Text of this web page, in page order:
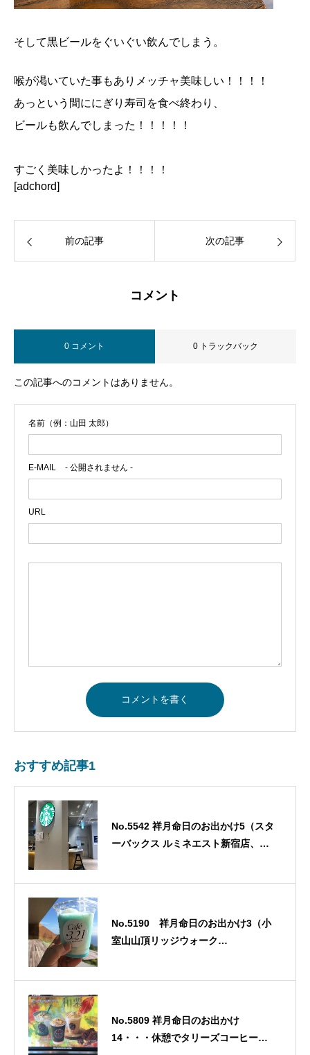
そして黒ビールをぐいぐい飲んでしまう。
喉が渇いていた事もありメッチャ美味しい！！！！
あっという間ににぎり寿司を食べ終わり、
ビールも飲んでしまった！！！！！
すごく美味しかったよ！！！！
[adchord]
前の記事 次の記事
コメント
0 コメント 0 トラックバック
この記事へのコメントはありません。
名前（例：山田 太郎）
E-MAIL - 公開されません -
URL
おすすめ記事1
No.5542 祥月命日のお出かけ5（スタ
ーバックス ルミネエスト新宿店、リ
No.5190 祥月命日のお出かけ3（小
室山山頂リッジウォーク
No.5809 祥月命日のお出かけ
14・・・休憩でタリーズコーヒー